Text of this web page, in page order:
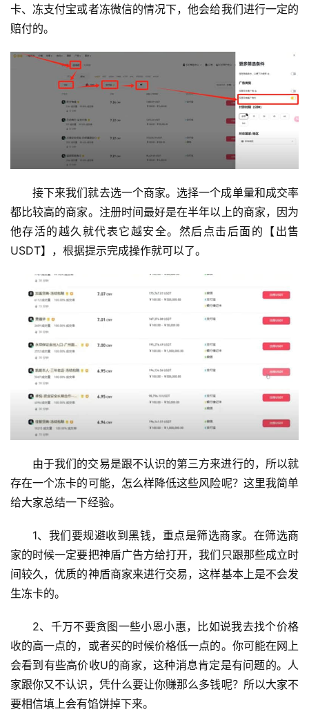
卡、冻支付宝或者冻微信的情况下，他会给我们进行一定的
赔付的。
接下来我们就去选一个商家。选择一个成单量和成交率
都比较高的商家。注册时间最好是在半年以上的商家，因为
他存活的越久就代表它越安全。然后点击后面的【出售
USDT】，根据提示完成操作就可以了。
由于我们的交易是跟不认识的第三方来进行的，所以就
存在一个冻卡的可能，怎么样降低这些风险呢？这里我简单
给大家总结一下经验。
1、我们要规避收到黑钱，重点是筛选商家。在筛选商
家的时候一定要把神盾广告方给打开，我们只跟那些成立时
间较久，优质的神盾商家来进行交易，这样基本上是不会发
生冻卡的。
2、千万不要贪图一些小恩小惠，比如说我去找个价格
收的高一点的，或者买的时候价格低一点的。你可能在网上
会看到有些高价收U的商家，这种消息肯定是有问题的。人
家跟你又不认识，凭什么要让你赚那么多钱呢？所以大家不
要相信填上会有馅饼掉下来。